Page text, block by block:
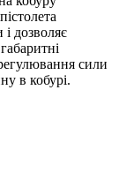
дозволяє
сили
в кобурі.